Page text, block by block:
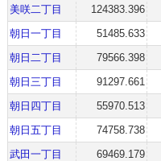
美咲二丁目
124383.396
朝日一丁目
51485.633
朝日二丁目
79566.398
朝日三丁目
91297.661
朝日四丁目
55970.513
朝日五丁目
74758.738
武田一丁目
69469.179